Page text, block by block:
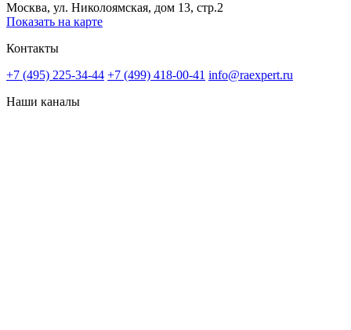
Москва, ул. Николоямская, дом 13, стр.2
Показать на карте
Контакты
+7 (495) 225-34-44 +7 (499) 418-00-41 info@raexpert.ru
Наши каналы